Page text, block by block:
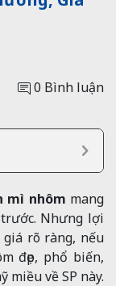
0 Bình luận
mì nhôm mang
Nhưng lợi
rõ ràng, nếu
đẹp, phổ biến,
miều về SP này.